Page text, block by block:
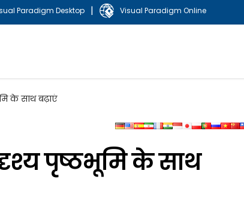
Paradigm Desktop | Visual Paradigm Online
के साथ बढ़ाएं
पृष्ठभूमि के साथ